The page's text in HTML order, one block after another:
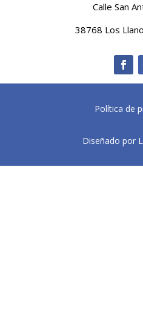
Calle San
38768 Los
Política de
Diseñado por